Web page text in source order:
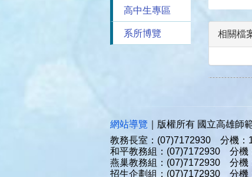
高中生專區
系所博覽 相關檔
網站導覽 ｜版權所有 國立高雄師
教務長室：(07)7172930 分機：
和平教務組：(07)7172930 分
燕巢教務組：(07)7172930 分
招生企劃組：(07)7172930 分